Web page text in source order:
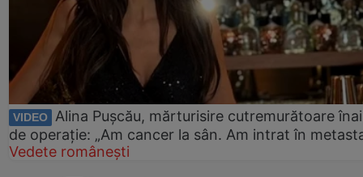
VIDEO
Alina Pușcău, mărturisire cutremurătoare
de operație: „Am cancer la sân. Am intrat în
Vedete românești